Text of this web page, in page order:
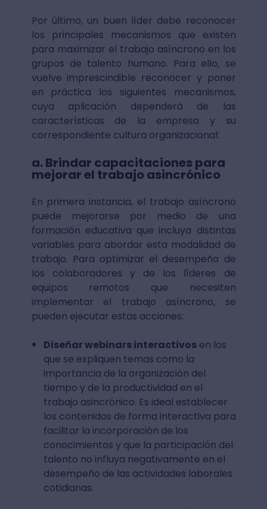
Por último, un buen líder debe reconocer
los principales mecanismos que existen
para maximizar el trabajo asíncrono en los
grupos de talento humano. Para ello, se
vuelve imprescindible reconocer y poner
en práctica los siguientes mecanismos,
cuya aplicación dependerá de las
características de la empresa y su
correspondiente cultura organizacional:
a. Brindar capacitaciones para
mejorar el trabajo asincrónico
En primera instancia, el trabajo asíncrono
puede mejorarse por medio de una
formación educativa que incluya distintas
variables para abordar esta modalidad de
trabajo. Para optimizar el desempeño de
los colaboradores y de los líderes de
equipos remotos que necesiten
implementar el trabajo asíncrono, se
pueden ejecutar estas acciones:
Diseñar webinars interactivosen los
que se expliquen temas como la
importancia de la organización del
tiempo y de la productividad en el
trabajo asincrónico. Es ideal establecer
los contenidos de forma interactiva para
facilitar la incorporación de los
conocimientos y que la participación del
talento no influya negativamente en el
desempeño de las actividades laborales
cotidianas.